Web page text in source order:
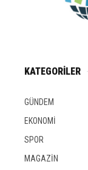
KATEGORİLER
GÜNDEM
EKONOMİ
SPOR
MAGAZİN